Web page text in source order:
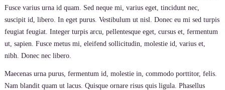
Fusce varius urna id quam. Sed neque mi, varius eget, tincidunt nec,
suscipit id, libero. In eget purus. Vestibulum ut nisl. Donec eu mi sed turpis
feugiat feugiat. Integer turpis arcu, pellentesque eget, cursus et, fermentum
ut, sapien. Fusce metus mi, eleifend sollicitudin, molestie id, varius et,
nibh. Donec nec libero.
Maecenas urna purus, fermentum id, molestie in, commodo porttitor, felis.
Nam blandit quam ut lacus. Quisque ornare risus quis ligula. Phasellus